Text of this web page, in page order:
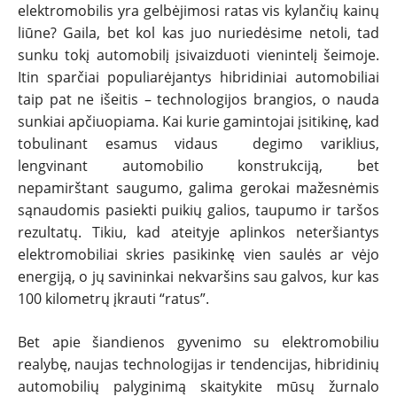
REPORTAŽAI
SPORTAS
PATARIMAI
ĮVAIRENYBĖS
elektromobilis yra gelbėjimosi ratas vis kylančių kainų
liūne? Gaila, bet kol kas juo nuriedėsime netoli, tad
sunku tokį automobilį įsivaizduoti vienintelį šeimoje.
Itin sparčiai populiarėjantys hibridiniai automobiliai
taip pat ne išeitis – technologijos brangios, o nauda
sunkiai apčiuopiama. Kai kurie gamintojai įsitikinę, kad
tobulinant esamus vidaus degimo variklius,
lengvinant automobilio konstrukciją, bet
nepamirštant saugumo, galima gerokai mažesnėmis
sąnaudomis pasiekti puikių galios, taupumo ir taršos
rezultatų. Tikiu, kad ateityje aplinkos neteršiantys
elektromobiliai skries pasikinkę vien saulės ar vėjo
energiją, o jų savininkai nekvaršins sau galvos, kur kas
100 kilometrų įkrauti “ratus”.
Bet apie šiandienos gyvenimo su elektromobiliu
realybę, naujas technologijas ir tendencijas, hibridinių
automobilių palyginimą skaitykite mūsų žurnalo